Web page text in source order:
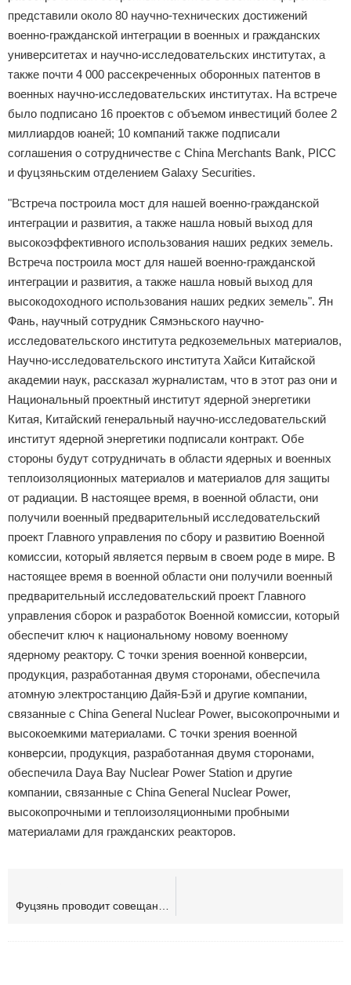
представили около 80 научно-технических достижений
военно-гражданской интеграции в военных и гражданских
университетах и научно-исследовательских институтах, а
также почти 4 000 рассекреченных оборонных патентов в
военных научно-исследовательских институтах. На встрече
было подписано 16 проектов с объемом инвестиций более 2
миллиардов юаней; 10 компаний также подписали
соглашения о сотрудничестве с China Merchants Bank, PICC
и фуцзяньским отделением Galaxy Securities.
"Встреча построила мост для нашей военно-гражданской
интеграции и развития, а также нашла новый выход для
высокоэффективного использования наших редких земель.
Встреча построила мост для нашей военно-гражданской
интеграции и развития, а также нашла новый выход для
высокодоходного использования наших редких земель". Ян
Фань, научный сотрудник Сямэньского научно-
исследовательского института редкоземельных материалов,
Научно-исследовательского института Хайси Китайской
академии наук, рассказал журналистам, что в этот раз они и
Национальный проектный институт ядерной энергетики
Китая, Китайский генеральный научно-исследовательский
институт ядерной энергетики подписали контракт. Обе
стороны будут сотрудничать в области ядерных и военных
теплоизоляционных материалов и материалов для защиты
от радиации. В настоящее время, в военной области, они
получили военный предварительный исследовательский
проект Главного управления по сбору и развитию Военной
комиссии, который является первым в своем роде в мире. В
настоящее время в военной области они получили военный
предварительный исследовательский проект Главного
управления сборок и разработок Военной комиссии, который
обеспечит ключ к национальному новому военному
ядерному реактору. С точки зрения военной конверсии,
продукция, разработанная двумя сторонами, обеспечила
атомную электростанцию Дайя-Бэй и другие компании,
связанные с China General Nuclear Power, высокопрочными и
высокоемкими материалами. С точки зрения военной
конверсии, продукция, разработанная двумя сторонами,
обеспечила Daya Bay Nuclear Power Station и другие
компании, связанные с China General Nuclear Power,
высокопрочными и теплоизоляционными пробными
материалами для гражданских реакторов.